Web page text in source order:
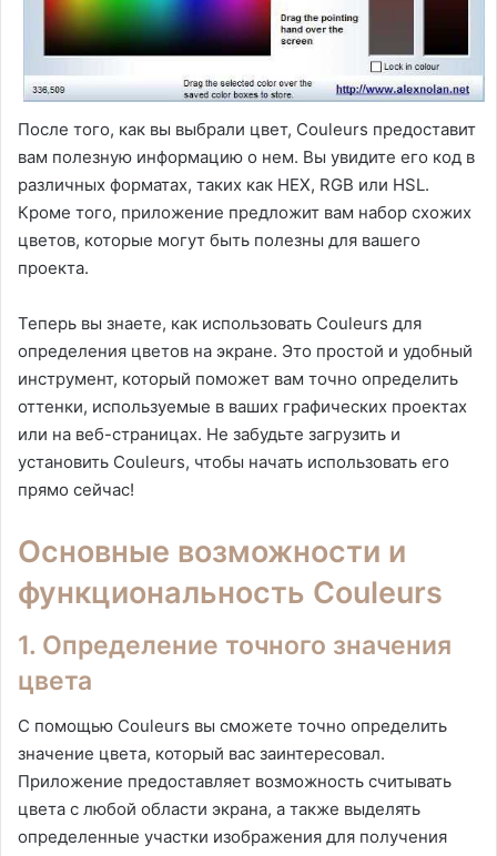
После того, как вы выбрали цвет, Couleurs предоставит
вам полезную информацию о нем. Вы увидите его код в
различных форматах, таких как HEX, RGB или HSL.
Кроме того, приложение предложит вам набор схожих
цветов, которые могут быть полезны для вашего
проекта.
Теперь вы знаете, как использовать Couleurs для
определения цветов на экране. Это простой и удобный
инструмент, который поможет вам точно определить
оттенки, используемые в ваших графических проектах
или на веб-страницах. Не забудьте загрузить и
установить Couleurs, чтобы начать использовать его
прямо сейчас!
Основные возможности и
функциональность Couleurs
1. Определение точного значения
цвета
С помощью Couleurs вы сможете точно определить
значение цвета, который вас заинтересовал.
Приложение предоставляет возможность считывать
цвета с любой области экрана, а также выделять
определенные участки изображения для получения